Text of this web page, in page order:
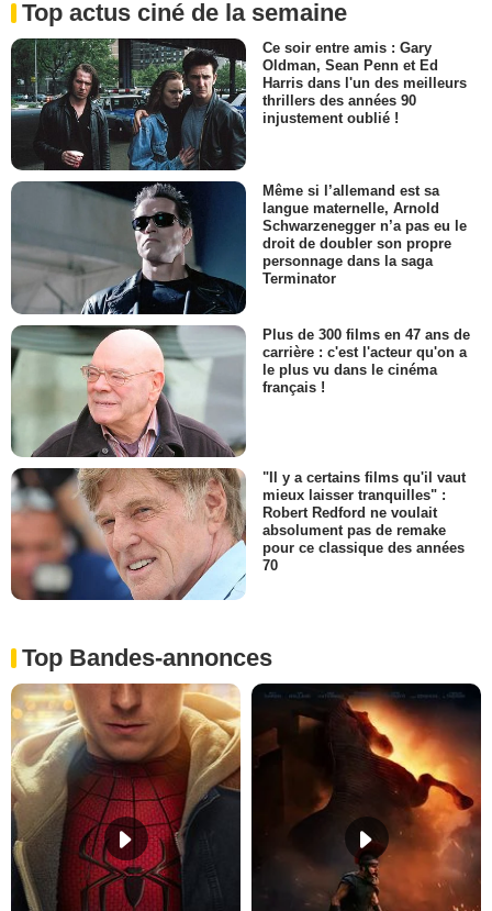
Top actus ciné de la semaine
Ce soir entre amis : Gary
Oldman, Sean Penn et Ed
Harris dans l'un des meilleurs
thrillers des années 90
injustement oublié !
Même si l’allemand est sa
langue maternelle, Arnold
Schwarzenegger n’a pas eu le
droit de doubler son propre
personnage dans la saga
Terminator
Plus de 300 films en 47 ans de
carrière : c'est l'acteur qu'on a
le plus vu dans le cinéma
français !
"Il y a certains films qu'il vaut
mieux laisser tranquilles" :
Robert Redford ne voulait
absolument pas de remake
pour ce classique des années
70
Top Bandes-annonces